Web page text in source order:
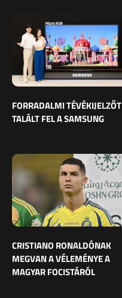
FORRADALMI TÉVÉKIJELZŐT
TALÁLT FEL A SAMSUNG
CRISTIANO RONALDÓNAK
MEGVAN A VÉLEMÉNYE A
MAGYAR FOCISTÁRÓL